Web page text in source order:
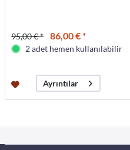
95,00 € * 86,00 € *
2 adet hemen kullanılabilir
Ayrıntılar